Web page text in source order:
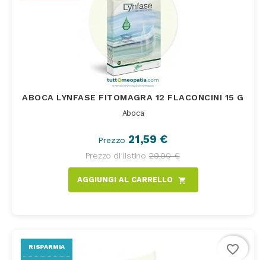
ABOCA LYNFASE FITOMAGRA 12 FLACONCINI 15 G
Aboca
Prezzo 21,59 €
Prezzo di listino 29,90 €
AGGIUNGI AL CARRELLO shopping_cart
RISPARMIA favorite_border